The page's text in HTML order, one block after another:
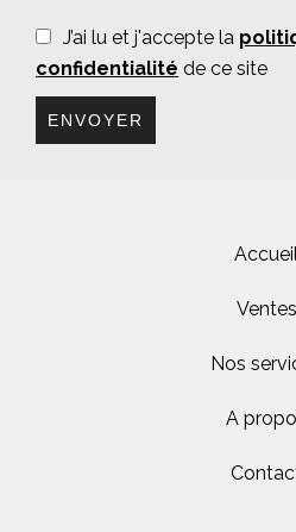
J’ai lu et j'accepte la
confidentialité de ce site
ENVOYER
Ventes
Nos
A